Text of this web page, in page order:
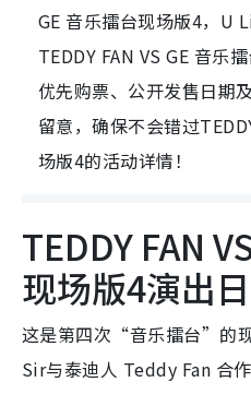
GE 音乐擂台现场版4，U
TEDDY FAN VS GE 音乐
优先购票、公开发售日期
留意，确保不会错过
场版4的活动详情！
TEDDY FAN
现场版4演出
这是第四次“音乐擂台”的
Sir与泰迪人 Teddy Fan 合